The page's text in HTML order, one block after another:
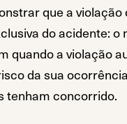
que a violação
do acidente: o
quando a violação
da sua
tenham concorrido.